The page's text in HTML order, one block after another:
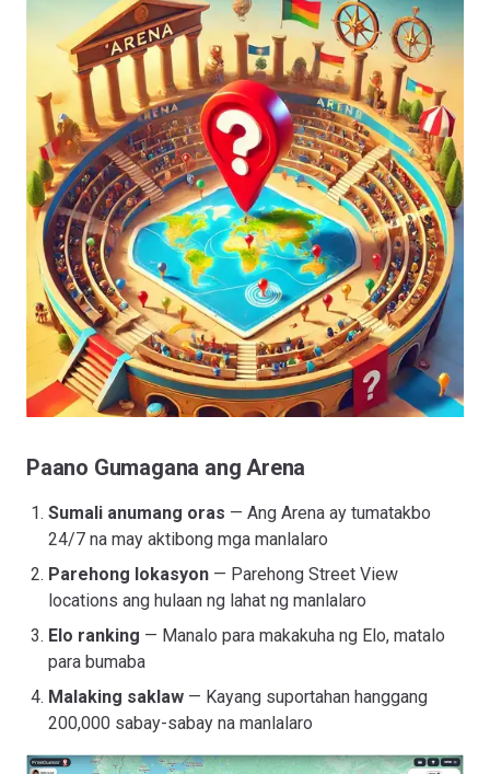
Paano Gumagana ang Arena
Sumali anumang oras — Ang Arena ay tumatakbo
24/7 na may aktibong mga manlalaro
Parehong lokasyon — Parehong Street View
locations ang hulaan ng lahat ng manlalaro
Elo ranking — Manalo para makakuha ng Elo, matalo
para bumaba
Malaking saklaw — Kayang suportahan hanggang
200,000 sabay-sabay na manlalaro